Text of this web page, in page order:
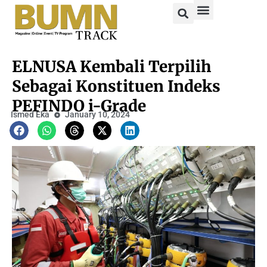
ELNUSA Kembali Terpilih
Sebagai Konstituen Indeks
PEFINDO i-Grade
Ismed Eka January 10, 2024